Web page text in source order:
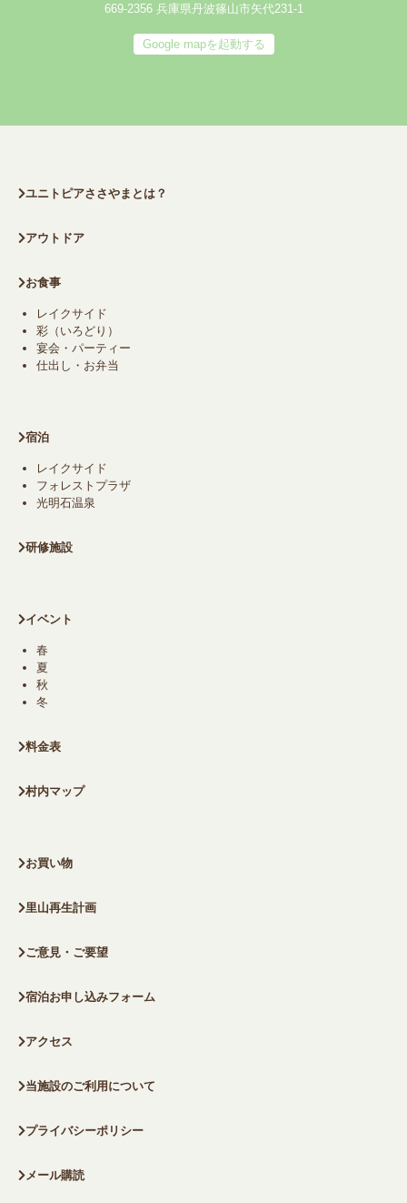
669-2356 兵庫県丹波篠山市矢代231-1
Google mapを起動する
ユニトピアささやまとは？
アウトドア
お食事
レイクサイド
彩（いろどり）
宴会・パーティー
仕出し・お弁当
宿泊
レイクサイド
フォレストプラザ
光明石温泉
研修施設
イベント
春
夏
秋
冬
料金表
村内マップ
お買い物
里山再生計画
ご意見・ご要望
宿泊お申し込みフォーム
アクセス
当施設のご利用について
プライバシーポリシー
メール購読